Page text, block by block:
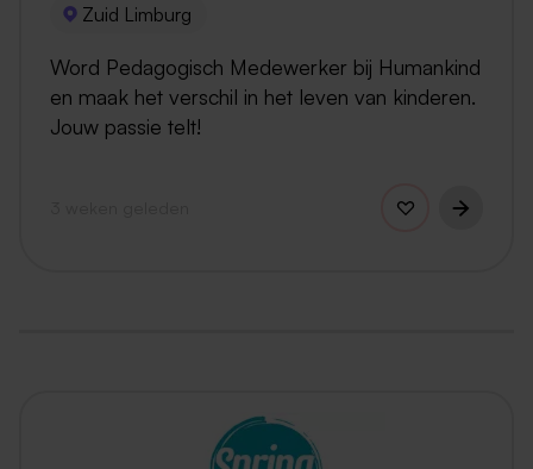
Zuid Limburg
Word Pedagogisch Medewerker bij Humankind
en maak het verschil in het leven van kinderen.
Jouw passie telt!